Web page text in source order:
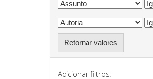
Retornar valores
Adicionar filtros: